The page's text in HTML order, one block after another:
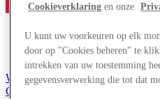
Word lid van de Club
Gered,
Cookieverklaring en onze
U kunt uw voorkeuren op elk
door op "Cookies beheren" te
intrekken van uw toestemming
gegevensverwerking die tot dat